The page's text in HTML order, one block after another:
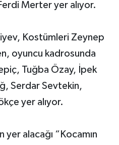
Merter yer alıyor.
Kostümleri Zeynep
oyuncu kadrosunda
Tuğba Özay, İpek
Serdar Sevtekin,
yer alıyor.
yer alacağı “Kocamın